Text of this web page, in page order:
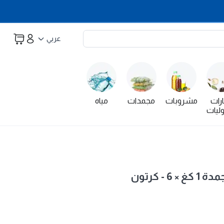
عربي
مشروبات مجمدات مياه
كرتون